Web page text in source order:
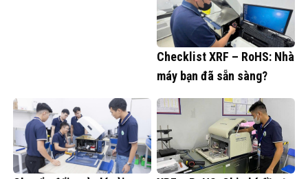
Checklist XRF – RoHS: Nhà
máy bạn đã sẵn sàng?